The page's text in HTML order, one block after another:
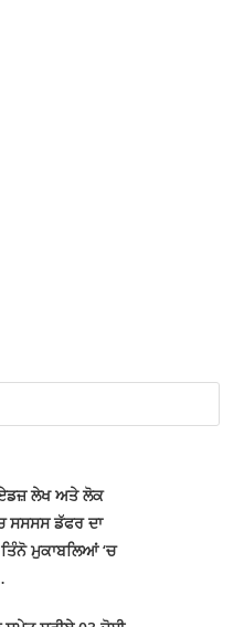
ਲੇਖ ਅਤੇ ਲੋਕ
ਸਸਸਸ ਡੱਫਰ ਦਾ
ਮੁਕਾਬਲਿਆਂ ‘ਚ